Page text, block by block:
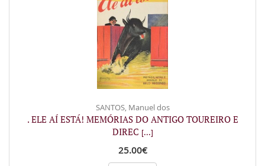
SANTOS, Manuel dos
. ELE AÍ ESTÁ! MEMÓRIAS DO ANTIGO TOUREIRO E
DIREC [...]
25.00€